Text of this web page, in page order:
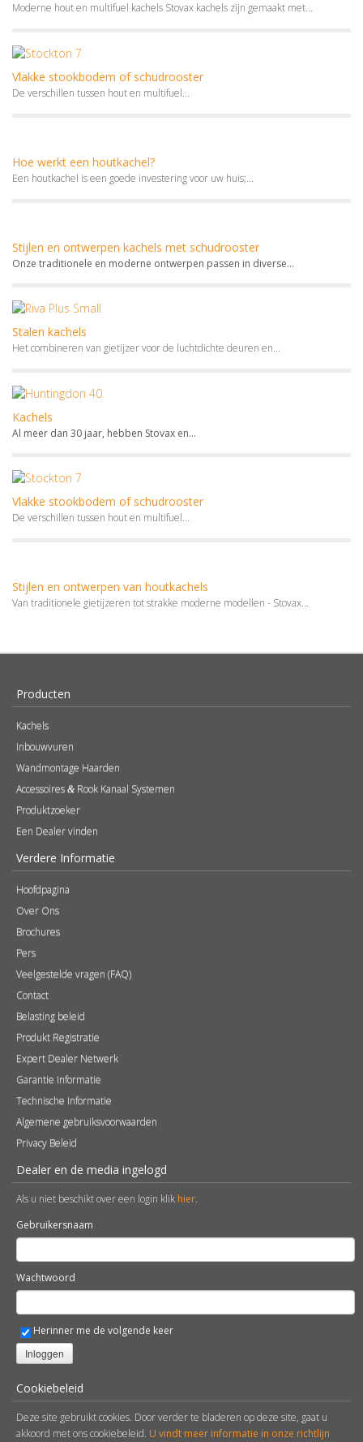
Moderne hout en multifuel kachels Stovax kachels zijn gemaakt met...
Vlakke stookbodem of schudrooster
De verschillen tussen hout en multifuel...
Hoe werkt een houtkachel?
Een houtkachel is een goede investering voor uw huis;...
Stijlen en ontwerpen kachels met schudrooster
Onze traditionele en moderne ontwerpen passen in diverse...
Stalen kachels
Het combineren van gietijzer voor de luchtdichte deuren en...
Kachels
Al meer dan 30 jaar, hebben Stovax en...
Vlakke stookbodem of schudrooster
De verschillen tussen hout en multifuel...
Stijlen en ontwerpen van houtkachels
Van traditionele gietijzeren tot strakke moderne modellen - Stovax...
Producten
Kachels
Inbouwvuren
Wandmontage Haarden
Accessoires & Rook Kanaal Systemen
Produktzoeker
Een Dealer vinden
Verdere Informatie
Hoofdpagina
Over Ons
Brochures
Pers
Veelgestelde vragen (FAQ)
Contact
Belasting beleid
Produkt Registratie
Expert Dealer Netwerk
Garantie Informatie
Technische Informatie
Algemene gebruiksvoorwaarden
Privacy Beleid
Dealer en de media ingelogd
Als u niet beschikt over een login klik hier.
Gebruikersnaam
Wachtwoord
Herinner me de volgende keer
Inloggen
Cookiebeleid
Deze site gebruikt cookies. Door verder te bladeren op deze site, gaat u
akkoord met ons cookiebeleid. U vindt meer informatie in onze richtlijn